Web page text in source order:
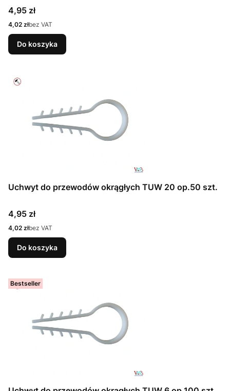
Cena
4,95 zł
Cena
4,02 złbez VAT
Do koszyka
Uchwyt do przewodów okrągłych TUW 20 op.50 szt.
Cena
4,95 zł
Cena
4,02 złbez VAT
Do koszyka
Bestseller